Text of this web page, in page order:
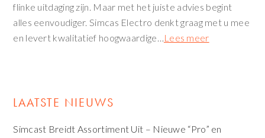
flinke uitdaging zijn. Maar met het juiste advies begint
alles eenvoudiger. Simcas Electro denkt graag met u mee
en levert kwalitatief hoogwaardige…Lees meer
LAATSTE NIEUWS
Simcast Breidt Assortiment Uit – Nieuwe “Pro” en